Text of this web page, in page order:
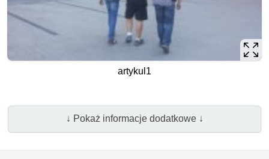
artykul1
↓ Pokaż informacje dodatkowe ↓